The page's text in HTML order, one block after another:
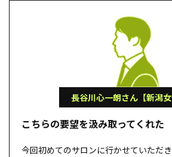
長谷川心一朗さん【新潟女
こちらの要望を汲み取ってくれた
今回初めてのサロンに行かせていただ